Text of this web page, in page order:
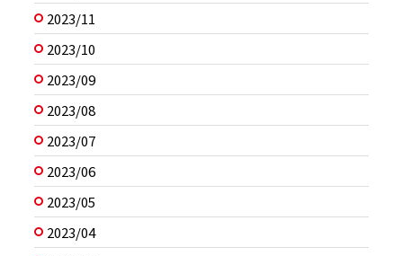
2023/11
2023/10
2023/09
2023/08
2023/07
2023/06
2023/05
2023/04